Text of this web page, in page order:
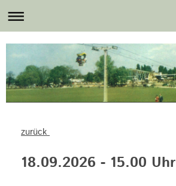
zurück
18.09.2026 - 15.00 Uhr